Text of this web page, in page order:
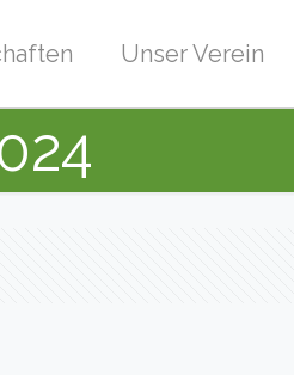
Unser Verein